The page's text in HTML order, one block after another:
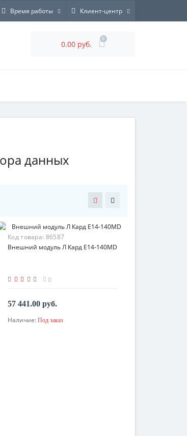
Время работы Клиент-центр
0.00 руб.
0
данных
Код товара: 86587
Внешний модуль Л Кард E14-140MD
0
57 441.00 руб.
По запросу
Наличие: Под заказ